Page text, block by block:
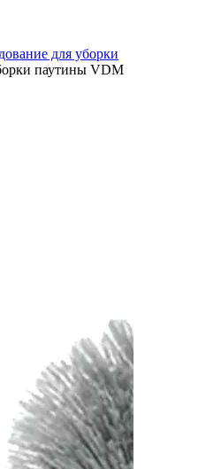
для уборки
паутины VDM